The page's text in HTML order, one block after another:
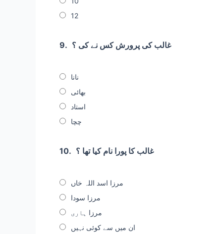
12
9. غالب کی پرورش کس نے کی ؟
نانا
بھائی
استاد
چچا
10. غالب کا پورا نام کیا تھا ؟
مرزا اسد اللہ خاں
مرزا سودا
مرزا ہاری
ان میں سے کوئی نہیں